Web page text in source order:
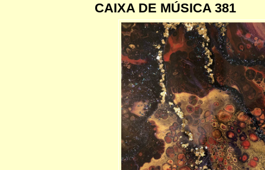
CAIXA DE MÚSICA 381